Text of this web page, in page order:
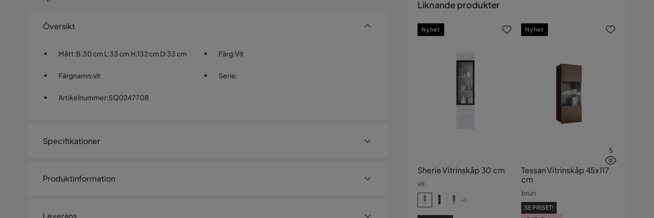
Översikt
Mått:B:30 cm L:33 cm H:132 cm D:33 cm Färg:Vit
Färgnamn:vit Serie:
Artikelnummer:SQ0247708
Specifikationer
Storlek
Produktinformation
Leverans
Liknande produkter
Sherie Vitrinskåp 30 cm
vit
+1
Nyhet
5
Tessan Vitrinskåp 45x117
cm
brun
SE PRISET!
Nyhet